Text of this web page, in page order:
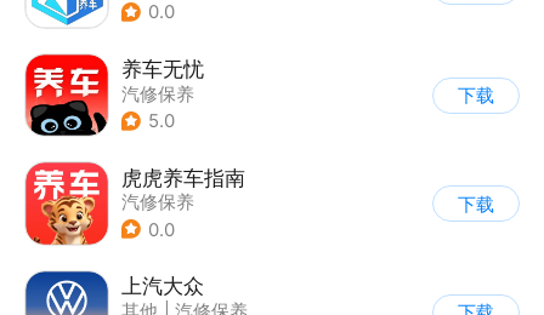
0.0
养车无忧
汽修保养
5.0
下载
虎虎养车指南
汽修保养
0.0
下载
上汽大众